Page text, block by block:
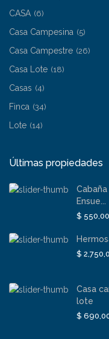
CASA (6)
Casa Campesina (5)
Casa Campestre (26)
Casa Lote (18)
Casas (4)
Finca (34)
Lote (14)
Últimas propiedades
Ensue...
$
$
Casa
lote
$